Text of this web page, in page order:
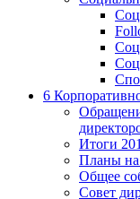
6
Итоги
Планы на
Общее
Совет